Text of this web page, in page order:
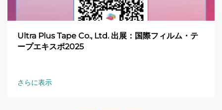
Ultra Plus Tape Co., Ltd. 出展：国際フィルム・テ
ープエキスポ2025
さらに表示